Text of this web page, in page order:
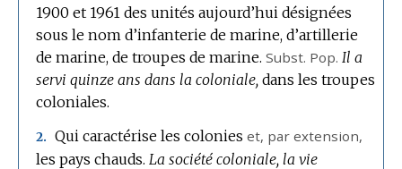
1900 et 1961 des unités aujourd’hui désignées
sous le nom d’infanterie de marine, d’artillerie
de marine, de troupes de marine. Subst. Pop. Il a
servi quinze ans dans la coloniale, dans les troupes
coloniales.
2. Qui caractérise les colonieset, par extension,
les pays chauds. La société coloniale, la vie